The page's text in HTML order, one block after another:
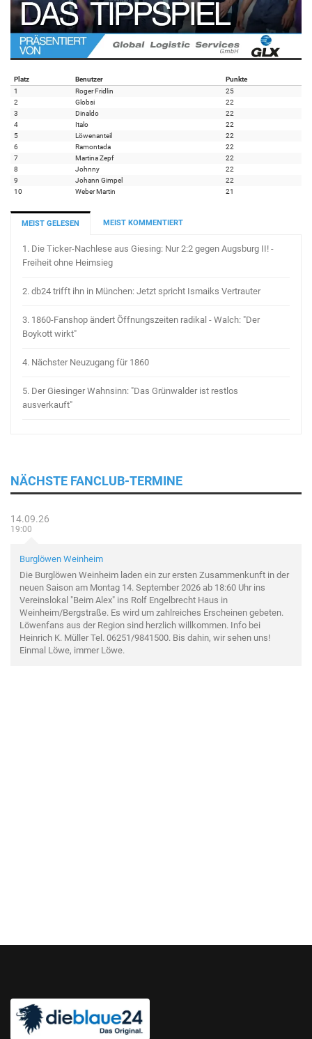
Platz Benutzer
Punkte
1
Roger Fridlin
25
2
Globsi
22
3
Dinaldo
22
4
Italo
22
5
Löwenanteil
22
6
Ramontada
22
7
Martina Zepf
22
8
Johnny
22
9
Johann Gimpel
22
10
Weber Martin 21
MEIST GELESEN MEIST KOMMENTIERT
1. Die Ticker-Nachlese aus Giesing: Nur 2:2 gegen Augsburg II! -
Freiheit ohne Heimsieg
2. db24 trifft ihn in München: Jetzt spricht Ismaiks Vertrauter
3. 1860-Fanshop ändert Öffnungszeiten radikal - Walch: "Der
Boykott wirkt"
4. Nächster Neuzugang für 1860
5. Der Giesinger Wahnsinn: "Das Grünwalder ist restlos
ausverkauft"
NÄCHSTE FANCLUB-TERMINE
14.09.26
19:00
Burglöwen Weinheim
Die Burglöwen Weinheim laden ein zur ersten Zusammenkunft in der
neuen Saison am Montag 14. September 2026 ab 18:60 Uhr ins
Vereinslokal "Beim Alex" ins Rolf Engelbrecht Haus in
Weinheim/Bergstraße. Es wird um zahlreiches Erscheinen gebeten.
Löwenfans aus der Region sind herzlich willkommen. Info bei
Heinrich K. Müller Tel. 06251/9841500. Bis dahin, wir sehen uns!
Einmal Löwe, immer Löwe.